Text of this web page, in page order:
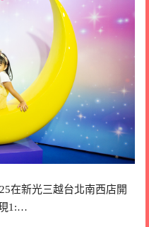
在新光三越台北南西店開
1:…